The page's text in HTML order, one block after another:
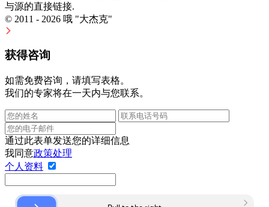
与源的直接链接.
© 2011 - 2026 哦 "大杰克"
获得咨询
如需免费咨询，请填写表格。
我们的专家将在一天内与您联系。
通过此表单发送您的详细信息
我同意政策处理
个人资料